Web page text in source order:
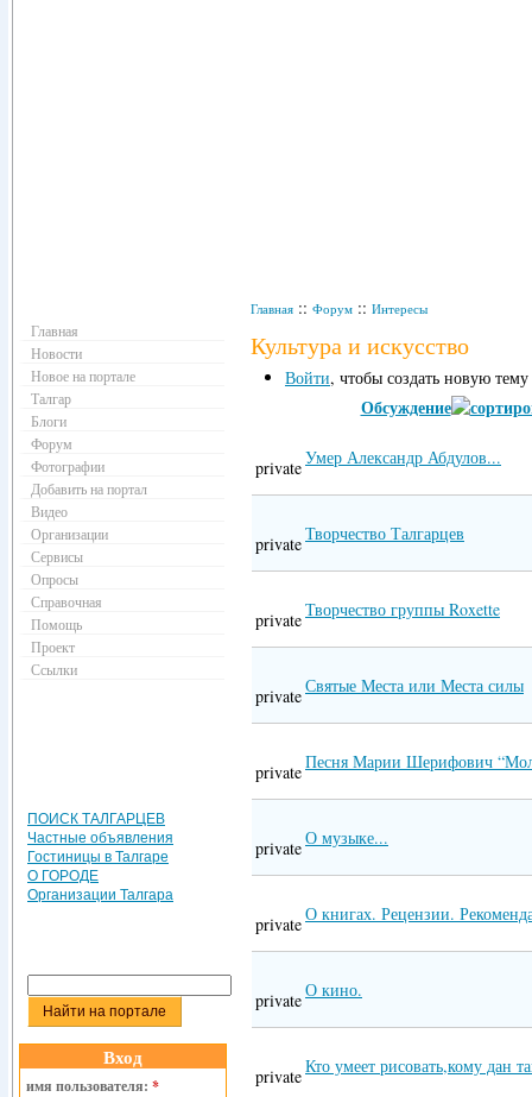
Главная :: Форум :: Интересы
Культура и искусство
Войти, чтобы создать новую
Обсуждение
privateУмер Александр Абдулов...
privateТворчество Талгарцев
privateТворчество группы Roxette
privateСвятые Места или Места силы
privateПесня Марии Шерифович
privateО музыке...
privateО книгах. Рецензии.
privateО кино.
privateКто умеет рисовать,кому дан
Главная
Новости
Новое на портале
Талгар
Блоги
Форум
Фотографии
Добавить на портал
Видео
Организации
Сервисы
Опросы
Справочная
Помощь
Проект
Ссылки
ПОИСК ТАЛГАРЦЕВ
Частные объявления
Гостиницы в Талгаре
О ГОРОДЕ
Организации Талгара
Вход
имя пользователя: *